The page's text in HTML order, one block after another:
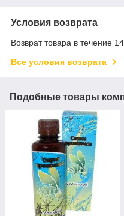
Условия возврата
Возврат товара в течение
Все условия возврата
Подобные товары